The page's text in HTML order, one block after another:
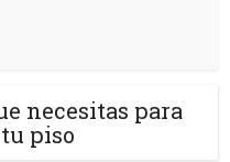
necesitas para
piso